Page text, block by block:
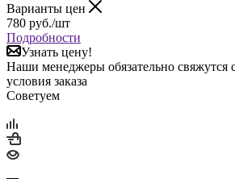
Варианты цен
780 руб./шт
Подробности
Узнать цену!
Наши менеджеры обязательно свяжутся
условия заказа
Советуем